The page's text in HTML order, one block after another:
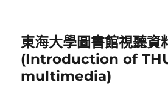
東海大學圖書館視聽資
(Introduction of
multimedia)